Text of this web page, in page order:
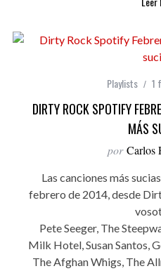
Playlists 1
DIRTY ROCK SPOTIFY
MÁS
por Carlos
Las canciones más
febrero de 2014, desde
Pete Seeger, The
Milk Hotel, Susan Santos,
The Afghan Whigs, The